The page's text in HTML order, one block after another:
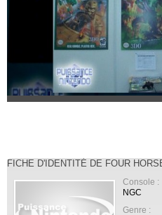
FICHE D'IDENTITÉ DE FOUR
Console :
NGC
Genre :